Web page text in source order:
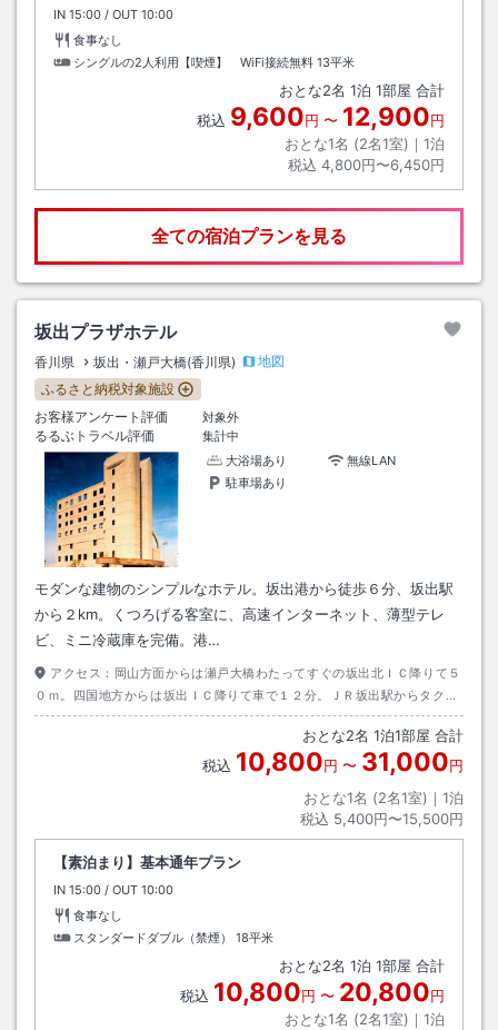
IN チェックイン
15:00 / OUT チェックアウト
10:00
食事なし
シングルの2人利用【喫煙】 WiFi接続無料 13平米
おとな2名 1泊 1部屋 合計
税込 9,600円 〜 12,900円
おとな1名 (2名1室)｜ 1泊
税込 4,800円〜6,450円
全ての宿泊プランを見る
坂出プラザホテル
香川県 坂出・瀬戸大橋(香川県)
地図
ふるさと納税対象施設
お客様アンケート評価
対象外
るるぶトラベル評価
集計中
大浴場あり
無線LAN
駐車場あり
モダンな建物のシンプルなホテル。坂出港から徒歩６分、坂出駅
から２km。くつろげる客室に、高速インターネット、薄型テレ
ビ、ミニ冷蔵庫を完備。港…
アクセス： 岡山方面からは瀬戸大橋わたってすぐの坂出北ＩＣ降りて５
０ｍ。四国地方からは坂出ＩＣ降りて車で１２分。ＪＲ坂出駅からタクシ
ーで５分。
おとな2名 1泊1部屋 合計
税込 10,800円 〜 31,000円
おとな1名 (2名1室)｜ 1泊
税込 5,400円〜15,500円
【素泊まり】基本通年プラン
IN チェックイン
15:00 / OUT チェックアウト
10:00
食事なし
スタンダードダブル（禁煙）
18平米
おとな2名 1泊 1部屋 合計
税込 10,800円 〜 20,800円
おとな1名 (2名1室)｜ 1泊